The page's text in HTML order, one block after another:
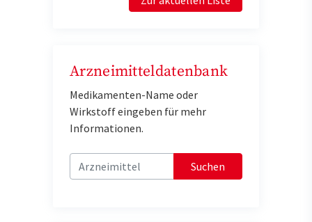
Arzneimitteldatenbank
Medikamenten-Name oder
Wirkstoff eingeben für mehr
Informationen.
Suchen